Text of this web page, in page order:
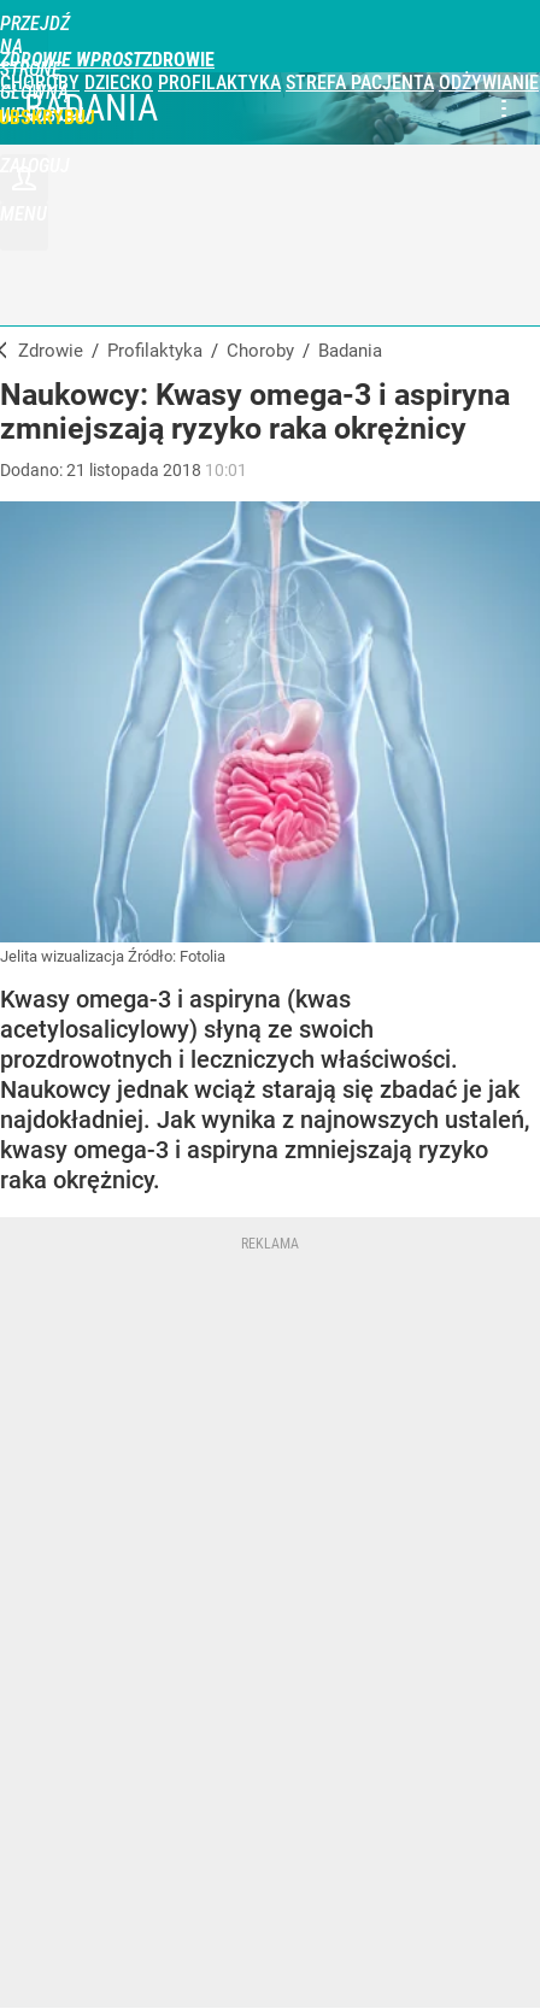
PRZEJDŹ
NA
STRONĘ
GŁÓWNĄ
WPROST.PL
ZDROWIE WPROST
CHOROBY DZIECKO PROFILAKTYKA STREFA PACJENTA ODŻYWIANIE
BADANIA
Zdrowie / Profilaktyka / Choroby / Badania
Naukowcy: Kwasy omega-3 i aspiryna
zmniejszają ryzyko raka okrężnicy
Dodano:21 listopada 2018 10:01
Jelita wizualizacja Źródło: Fotolia
Kwasy omega-3 i aspiryna (kwas
acetylosalicylowy) słyną ze swoich
prozdrowotnych i leczniczych właściwości.
Naukowcy jednak wciąż starają się zbadać je jak
najdokładniej. Jak wynika z najnowszych ustaleń,
kwasy omega-3 i aspiryna zmniejszają ryzyko
raka okrężnicy.